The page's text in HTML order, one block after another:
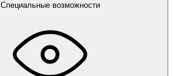
Специальные возможности